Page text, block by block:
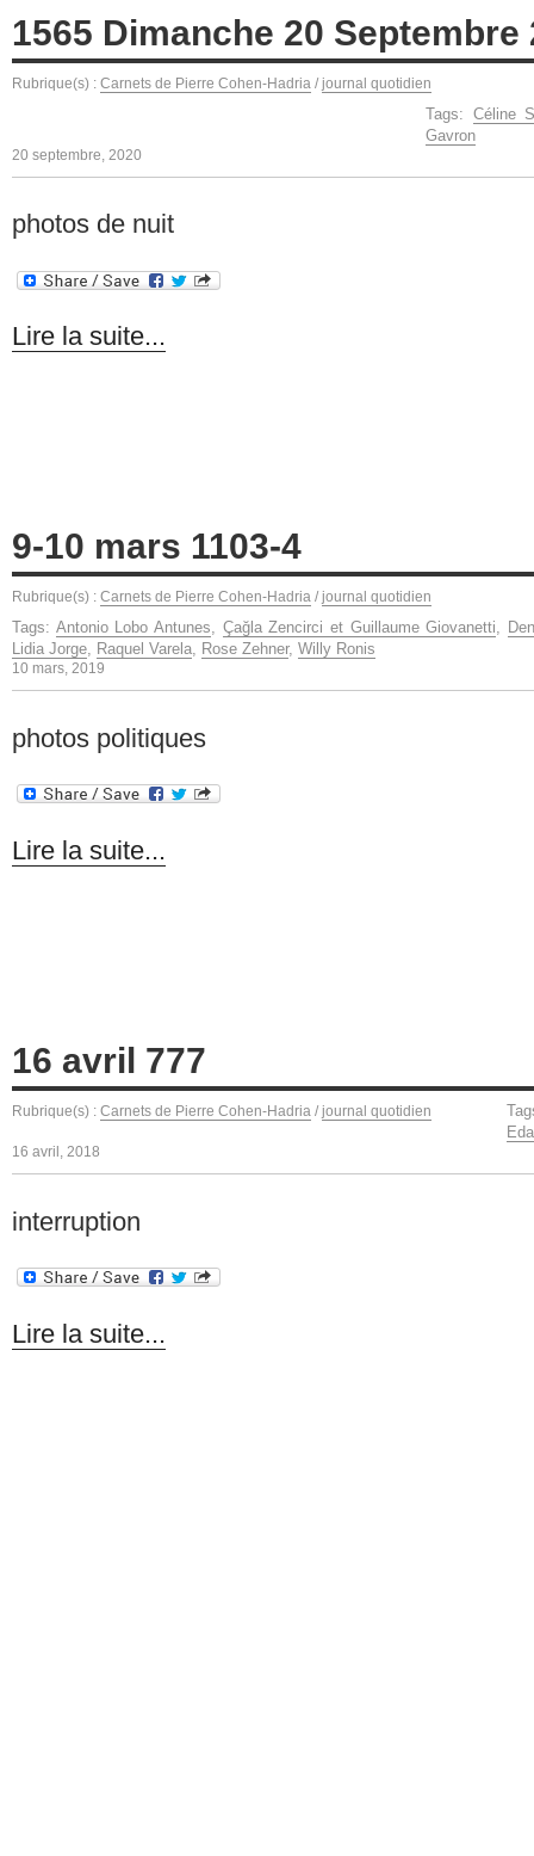
1565 Dimanche 20 Septembre
Rubrique(s) : Carnets de Pierre Cohen-Hadria / journal quotidien
Tags: Céline
Gavron
20 septembre, 2020
photos de nuit
Lire la suite...
9-10 mars 1103-4
Rubrique(s) : Carnets de Pierre Cohen-Hadria / journal quotidien
Tags: Antonio Lobo Antunes, Çağla Zencirci et Guillaume Giovanetti,
Lidia Jorge, Raquel Varela, Rose Zehner, Willy Ronis
10 mars, 2019
photos politiques
Lire la suite...
16 avril 777
Rubrique(s) : Carnets de Pierre Cohen-Hadria / journal quotidien
Eda
16 avril, 2018
interruption
Lire la suite...